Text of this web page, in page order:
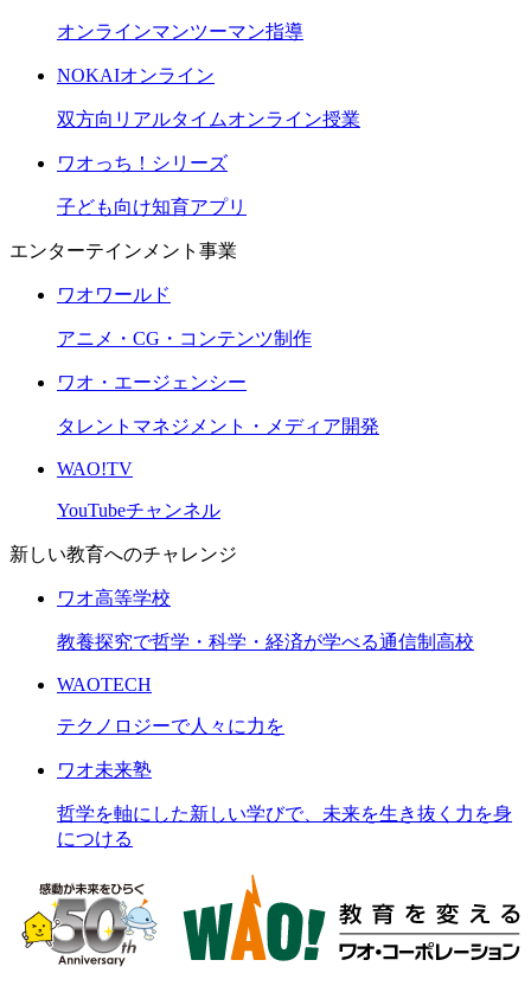
オンラインマンツーマン指導
NOKAIオンライン
双方向リアルタイムオンライン授業
ワオっち！シリーズ
子ども向け知育アプリ
エンターテインメント事業
ワオワールド
アニメ・CG・コンテンツ制作
ワオ・エージェンシー
タレントマネジメント・メディア開発
WAO!TV
YouTubeチャンネル
新しい教育へのチャレンジ
ワオ高等学校
教養探究で哲学・科学・経済が学べる通信制高校
WAOTECH
テクノロジーで人々に力を
ワオ未来塾
哲学を軸にした新しい学びで、未来を生き抜く力を身
につける